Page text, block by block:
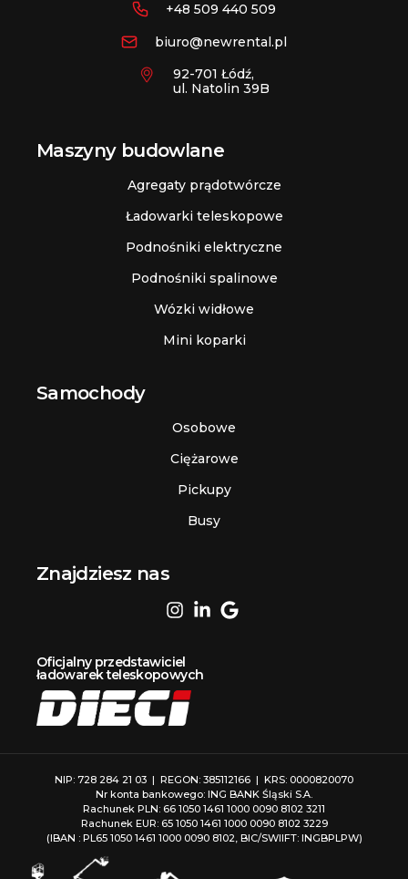
+48 509 440 509
biuro@newrental.pl
92-701 Łódź,
ul. Natolin 39B
Maszyny budowlane
Agregaty prądotwórcze
Ładowarki teleskopowe
Podnośniki elektryczne
Podnośniki spalinowe
Wózki widłowe
Mini koparki
Samochody
Osobowe
Ciężarowe
Pickupy
Busy
Znajdziesz nas
Oficjalny przedstawiciel
ładowarek teleskopowych
NIP: 728 284 21 03 | REGON: 385112166 | KRS: 0000820070
Nr konta bankowego: ING BANK Śląski S.A.
Rachunek PLN: 66 1050 1461 1000 0090 8102 3211
Rachunek EUR: 65 1050 1461 1000 0090 8102 3229
(IBAN : PL65 1050 1461 1000 0090 8102, BIC/SWIIFT: INGBPLPW)